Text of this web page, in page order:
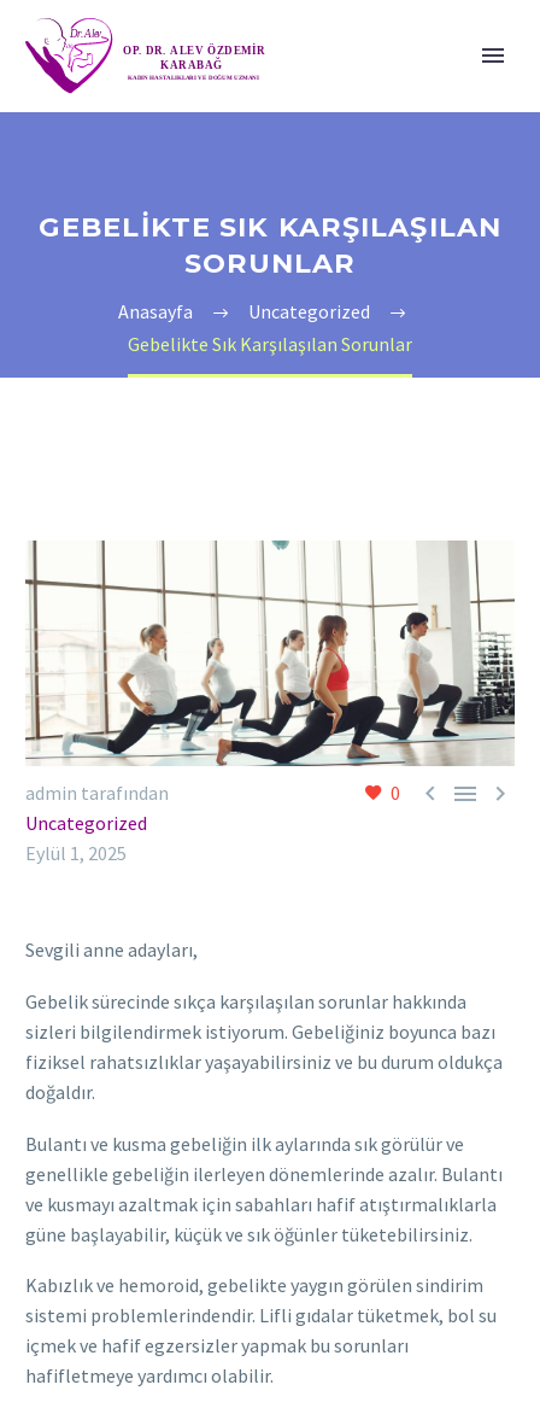
GEBELIKTE SIK KARŞILAŞILAN
SORUNLAR
Anasayfa
Uncategorized
Gebelikte Sık Karşılaşılan Sorunlar
0   
admin tarafından
Uncategorized
Eylül 1, 2025
Sevgili anne adayları,
Gebelik sürecinde sıkça karşılaşılan sorunlar hakkında
sizleri bilgilendirmek istiyorum. Gebeliğiniz boyunca bazı
fiziksel rahatsızlıklar yaşayabilirsiniz ve bu durum oldukça
doğaldır.
Bulantı ve kusma gebeliğin ilk aylarında sık görülür ve
genellikle gebeliğin ilerleyen dönemlerinde azalır. Bulantı
ve kusmayı azaltmak için sabahları hafif atıştırmalıklarla
güne başlayabilir, küçük ve sık öğünler tüketebilirsiniz.
Kabızlık ve hemoroid, gebelikte yaygın görülen sindirim
sistemi problemlerindendir. Lifli gıdalar tüketmek, bol su
içmek ve hafif egzersizler yapmak bu sorunları
hafifletmeye yardımcı olabilir.